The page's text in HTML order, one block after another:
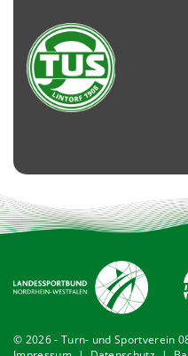
© 2026 - Turn- und Sportverein